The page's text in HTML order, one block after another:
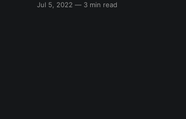
локального и тестового окружения с
Jul 5, 2022 — 3 min read